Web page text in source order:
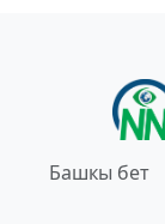
Башкы бет